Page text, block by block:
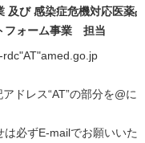
及び 感染症危機対応医薬
フォーム事業 担当
ドレス“AT”の部分を@に
必ずE-mailでお願いいた